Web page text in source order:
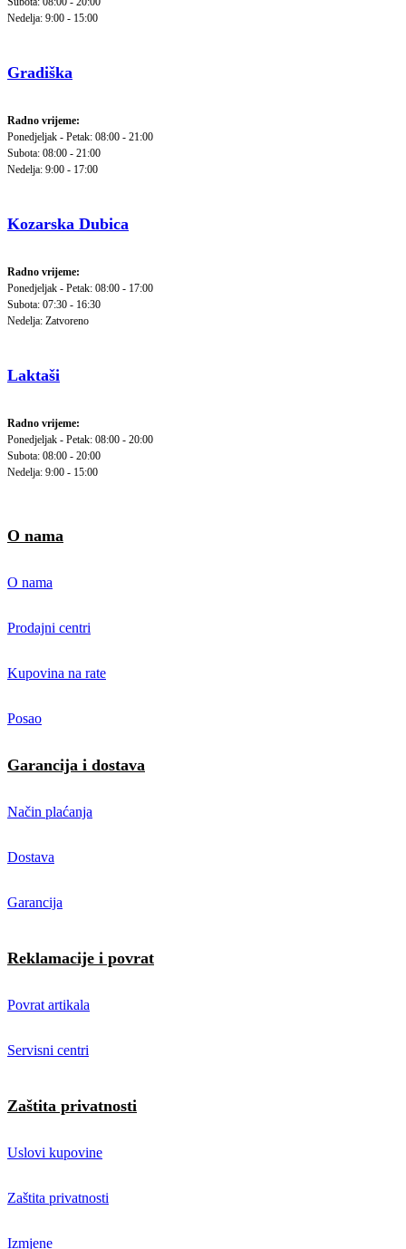
Nedelja: 9:00 - 15:00
Gradiška
Radno vrijeme:
Ponedjeljak - Petak: 08:00 - 21:00
Subota: 08:00 - 21:00
Nedelja: 9:00 - 17:00
Kozarska Dubica
Radno vrijeme:
Ponedjeljak - Petak: 08:00 - 17:00
Subota: 07:30 - 16:30
Nedelja: Zatvoreno
Laktaši
Radno vrijeme:
Ponedjeljak - Petak: 08:00 - 20:00
Subota: 08:00 - 20:00
Nedelja: 9:00 - 15:00
O nama
O nama
Prodajni centri
Kupovina na rate
Posao
Garancija i dostava
Način plaćanja
Dostava
Garancija
Reklamacije i povrat
Povrat artikala
Servisni centri
Zaštita privatnosti
Uslovi kupovine
Zaštita privatnosti
Izmjene